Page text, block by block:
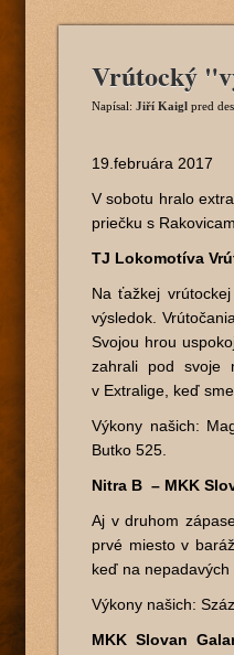
Vrútocký
Napísal: Jiří Kaigl pred
19.februára 2017
V sobotu hralo
priečku s
TJ Lokomotíva
Na ťažkej
výsledok.
Svojou hrou
zahrali pod svoje
v Extralige, keď
Výkony našich:
Butko 525.
Nitra B – MKK
Aj v druhom
prvé miesto v
keď na
Výkony našich:
MKK Slovan